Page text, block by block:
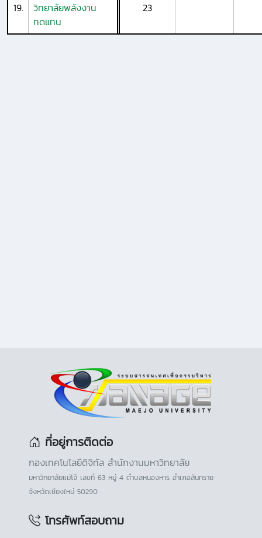
19.
วิทยาลัยพลังงาน
ทดแทน
23
ที่อยู่การติดต่อ
กองเทคโนโลยีดิจิทัล สำนักงานมหาวิทยาลัย
มหาวิทยาลัยแม่โจ้ เลขที่ 63 หมู่ 4 ตำบลหนองหาร อำเภอสันทราย
จังหวัดเชียงใหม่ 50290
โทรศัพท์สอบถาม